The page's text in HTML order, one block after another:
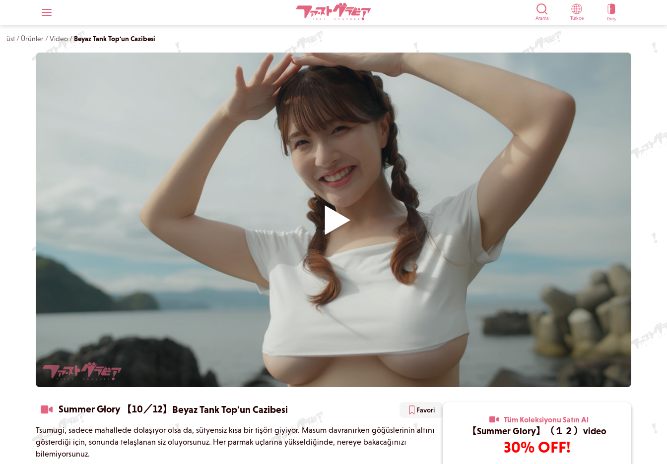
Arama Türkçe Giriş
üst / Ürünler /Video/ Beyaz Tank Top'un Cazibesi
Summer Glory 【10／12】 Beyaz Tank Top'un Cazibesi Favori
Tsumugi, sadece mahallede dolaşıyor olsa da, sütyensiz kısa bir tişört giyiyor. Masum davranırken göğüslerinin altını
gösterdiği için, sonunda telaşlanan siz oluyorsunuz. Her parmak uçlarına yükseldiğinde, nereye bakacağınızı
bilemiyorsunuz.
Tüm Koleksiyonu Satın Al
【Summer Glory】（１２）video
30% OFF!